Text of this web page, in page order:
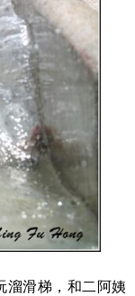
溜滑梯，和二阿姨